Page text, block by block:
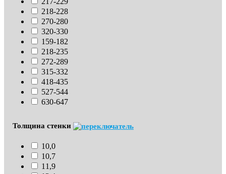
218-228
270-280
320-330
159-182
218-235
272-289
315-332
418-435
527-544
630-647
Толщина стенки
10,0
10,7
11,9